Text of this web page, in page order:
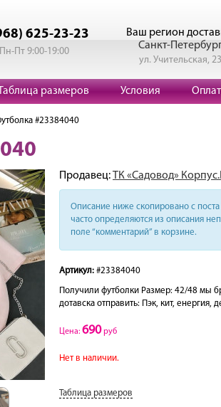
625-23-23
Пн-Пт 9:00-19:00
Ваш регион
Санкт-
ул. Учительская, 23
размеров Условия
#23384040
Продавец:ТК «Садовод»
Описание ниже скопировано с
часто определяются из описания
поле “комментарий” в корзине.
Артикул: #23384040
Получили футболки Размер: 42/48 мы
дотавска отправить: Пэк, кит, енергия,
Цена: 690руб
Нет в наличии.
Таблица размеров